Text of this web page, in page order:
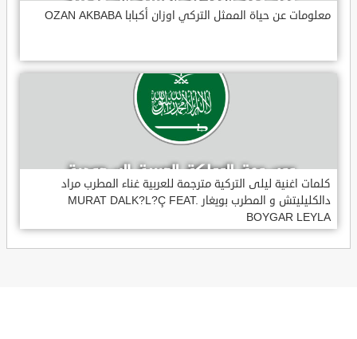
معلومات عن حياة الممثل التركي اوزان أكبابا OZAN AKBABA
كلمات اغنية ليلى التركية مترجمة للعربية غناء المطرب مراد
دالكليليتش و المطرب بويغار MURAT DALK?L?Ç FEAT.
BOYGAR LEYLA